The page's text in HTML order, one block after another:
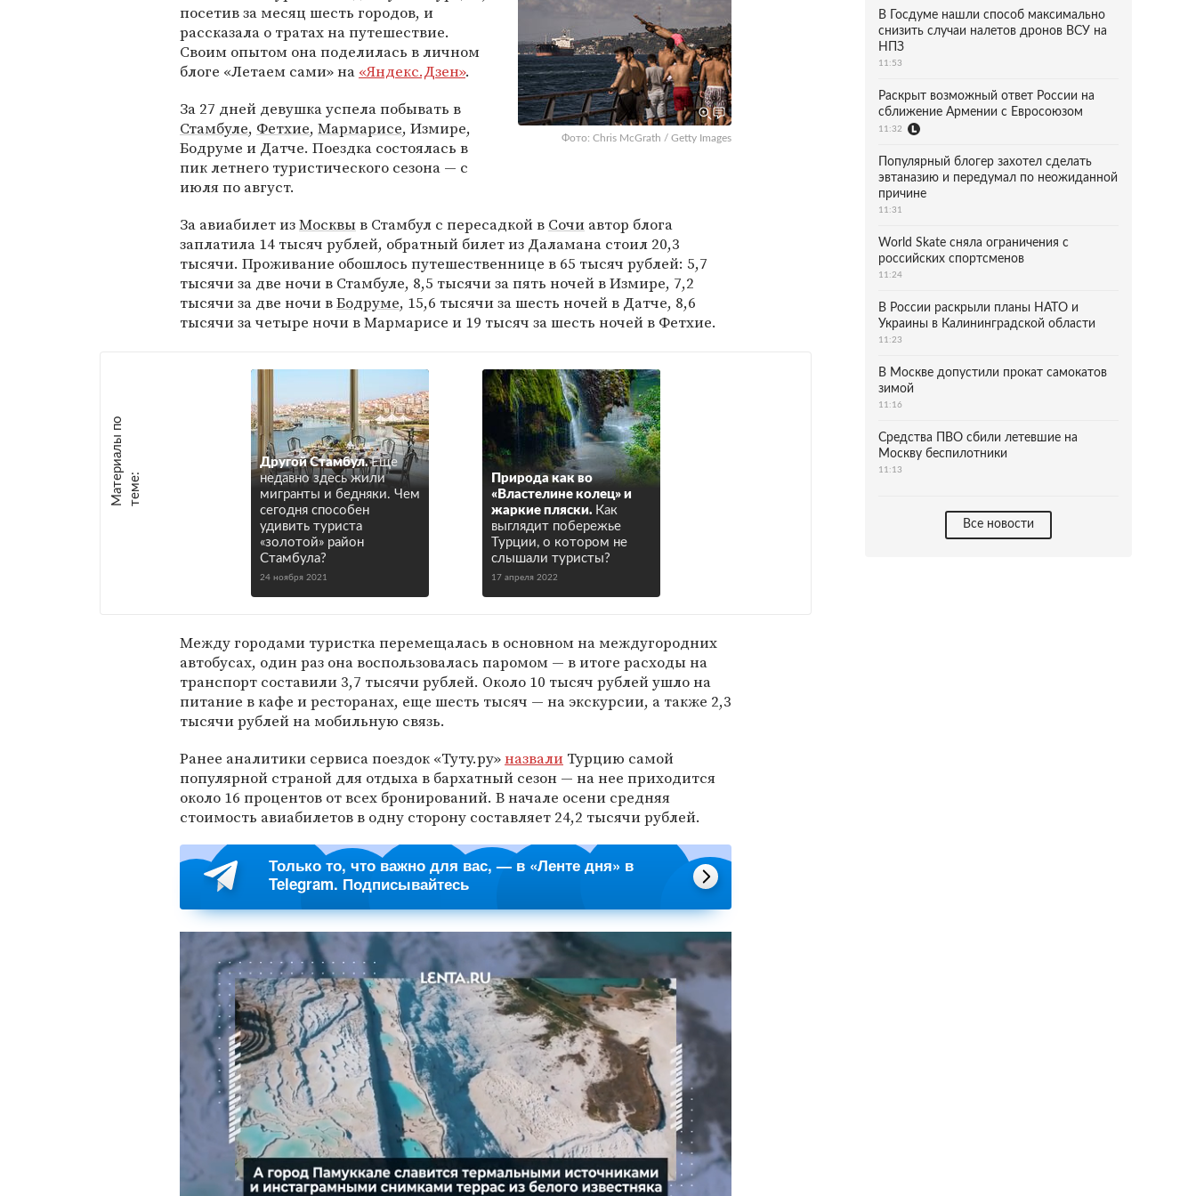
Фото: Chris McGrath / Getty Images
посетив за месяц шесть городов, и
рассказала о тратах на путешествие.
Своим опытом она поделилась в личном
блоге «Летаем сами» на «Яндекс.Дзен».
За 27 дней девушка успела побывать в
Стамбуле, Фетхие, Мармарисе, Измире,
Бодруме и Датче. Поездка состоялась в
пик летнего туристического сезона — с
июля по август.
За авиабилет изМосквыв Стамбул с пересадкой в Сочи автор блога
заплатила 14 тысяч рублей, обратный билет из Даламана стоил 20,3
тысячи. Проживание обошлось путешественнице в 65 тысяч рублей: 5,7
тысячи за две ночи в Стамбуле, 8,5 тысячи за пять ночей в Измире, 7,2
тысячи за две ночи вБодруме, 15,6 тысячи за шесть ночей в Датче, 8,6
тысячи за четыре ночи в Мармарисе и 19 тысяч за шесть ночей в Фетхие.
М
а
т е
р
и
а
л
ы
п
о
т
е
м
е :
Другой Стамбул. Еще
недавно здесь жили
мигранты и бедняки. Чем
сегодня способен
удивить туриста
«золотой» район
Стамбула?
24 ноября 2021
Природа как во
«Властелине колец» и
жаркие пляски. Как
выглядит побережье
Турции, о котором не
слышали туристы?
17 апреля 2022
Между городами туристка перемещалась в основном на междугородних
автобусах, один раз она воспользовалась паромом — в итоге расходы на
транспорт составили 3,7 тысячи рублей. Около 10 тысяч рублей ушло на
питание в кафе и ресторанах, еще шесть тысяч — на экскурсии, а также 2,3
тысячи рублей на мобильную связь.
Ранее аналитики сервиса поездок «Туту.ру»назвали Турцию самой
популярной страной для отдыха в бархатный сезон — на нее приходится
около 16 процентов от всех бронирований. В начале осени средняя
стоимость авиабилетов в одну сторону составляет 24,2 тысячи рублей.
Только то, что важно для вас, — в «Ленте дня» в
Telegram. Подписывайтесь
В Госдуме нашли способ максимально
снизить случаи налетов дронов ВСУ на
НПЗ
11:53
Раскрыт возможный ответ России на
сближение Армении с Евросоюзом
11:32
Популярный блогер захотел сделать
эвтаназию и передумал по неожиданной
причине
11:31
World Skate сняла ограничения с
российских спортсменов
11:24
В России раскрыли планы НАТО и
Украины в Калининградской области
11:23
В Москве допустили прокат самокатов
зимой
11:16
Средства ПВО сбили летевшие на
Москву беспилотники
11:13
Все новости